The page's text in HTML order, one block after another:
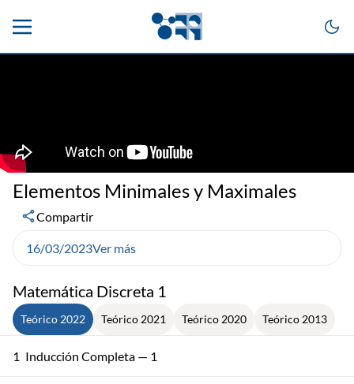
Matemática Discreta 1
Teórico 2022 Teórico 2021 Teórico 2020 Teórico 2013
1 Inducción Completa — 1
Elementos Minimales y Maximales
Compartir
16/03/2023Ver más